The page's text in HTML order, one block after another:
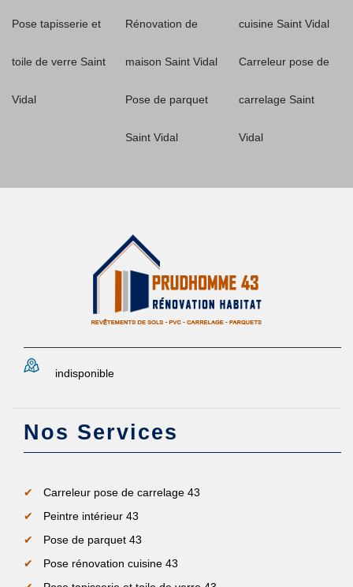
Pose tapisserie et
toile de verre Saint
Vidal
Rénovation de
maison Saint Vidal
Pose de parquet
Saint Vidal
cuisine Saint Vidal
Carreleur pose de
carrelage Saint
Vidal
indisponible
Nos Services
Carreleur pose de carrelage 43
Peintre intérieur 43
Pose de parquet 43
Pose rénovation cuisine 43